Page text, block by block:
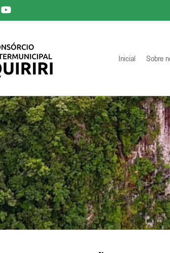
Inicial Sobre